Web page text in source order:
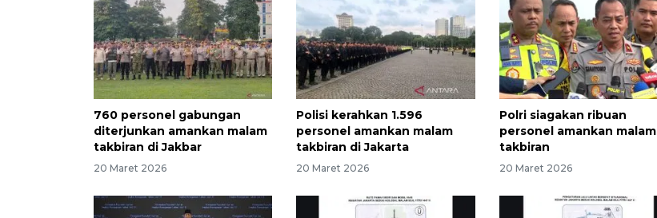
760 personel gabungan
diterjunkan amankan malam
takbiran di Jakbar
20 Maret 2026
Polisi kerahkan 1.596
personel amankan malam
takbiran di Jakarta
20 Maret 2026
Polri siagakan ribuan
personel amankan malam
takbiran
20 Maret 2026